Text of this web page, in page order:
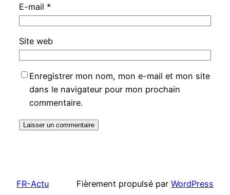
E-mail *
Site web
Enregistrer mon nom, mon e-mail et mon site
dans le navigateur pour mon prochain
commentaire.
FR-Actu Fièrement propulsé par WordPress